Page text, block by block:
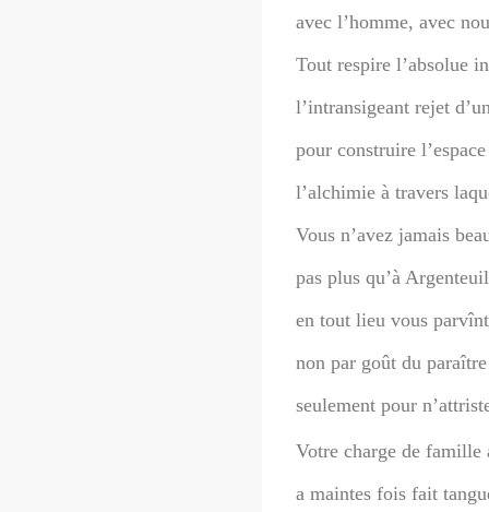
avec l’homme, avec
Tout respire l’absolue
l’intransigeant rejet
pour construire
l’alchimie à travers
Vous n’avez jamais
pas plus qu’à
en tout lieu vous
non par goût du
seulement pour
Votre charge de famille
a maintes fois fait